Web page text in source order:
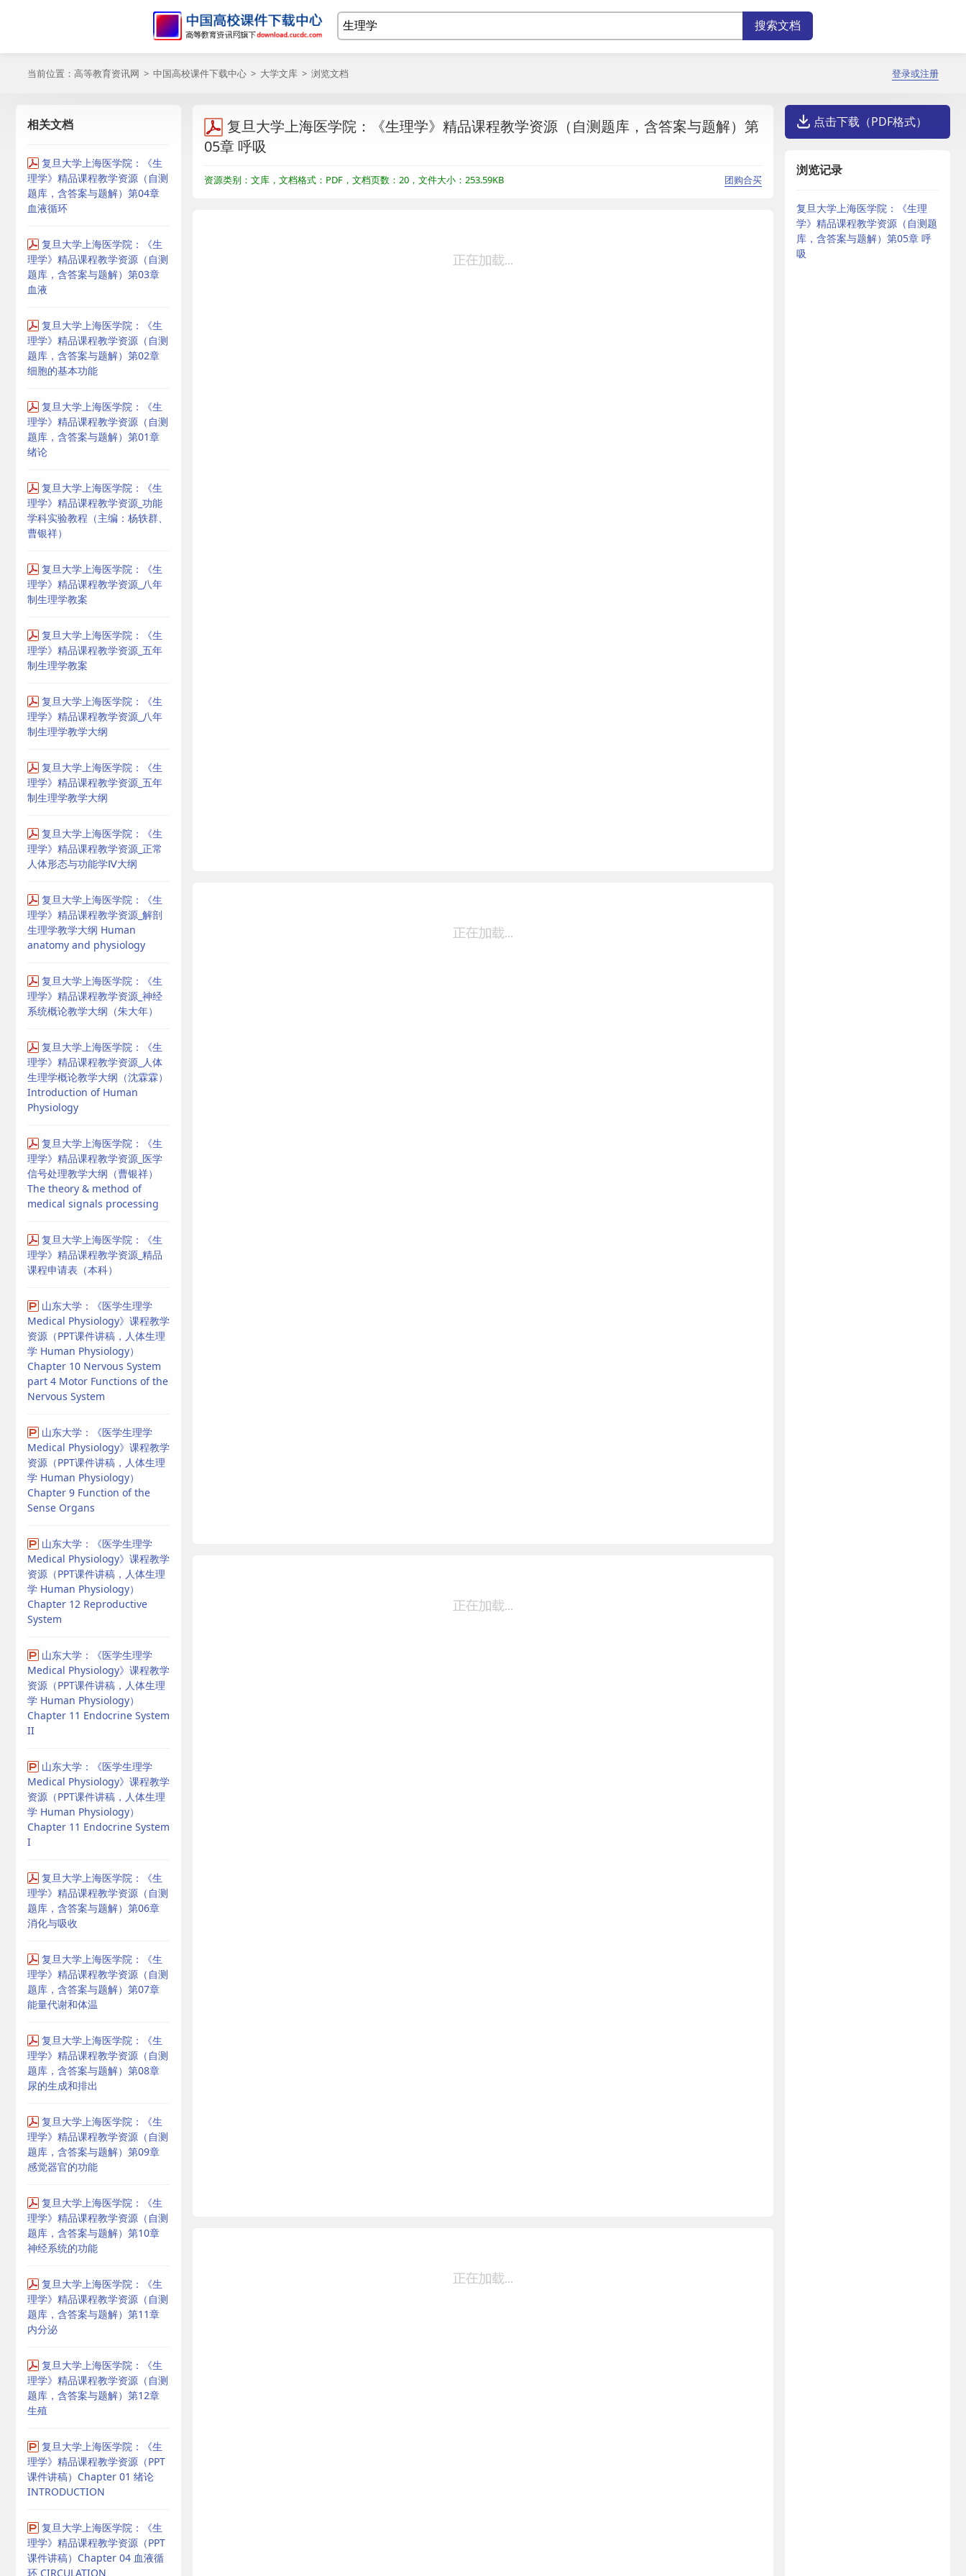
当前位置： 高等教育资讯网 > 中国高校课件下载中心 > 大学文库 > 浏览文档 登录或注册
相关文档
复旦大学上海医学院：《生
理学》精品课程教学资源（自测
题库，含答案与题解）第04章
血液循环
复旦大学上海医学院：《生
理学》精品课程教学资源（自测
题库，含答案与题解）第03章
血液
复旦大学上海医学院：《生
理学》精品课程教学资源（自测
题库，含答案与题解）第02章
细胞的基本功能
复旦大学上海医学院：《生
理学》精品课程教学资源（自测
题库，含答案与题解）第01章
绪论
复旦大学上海医学院：《生
理学》精品课程教学资源_功能
学科实验教程（主编：杨轶群、
曹银祥）
复旦大学上海医学院：《生
理学》精品课程教学资源_八年
制生理学教案
复旦大学上海医学院：《生
理学》精品课程教学资源_五年
制生理学教案
复旦大学上海医学院：《生
理学》精品课程教学资源_八年
制生理学教学大纲
复旦大学上海医学院：《生
理学》精品课程教学资源_五年
制生理学教学大纲
复旦大学上海医学院：《生
理学》精品课程教学资源_正常
人体形态与功能学Ⅳ大纲
复旦大学上海医学院：《生
理学》精品课程教学资源_解剖
生理学教学大纲 Human
anatomy and physiology
复旦大学上海医学院：《生
理学》精品课程教学资源_神经
系统概论教学大纲（朱大年）
复旦大学上海医学院：《生
理学》精品课程教学资源_人体
生理学概论教学大纲（沈霖霖）
Introduction of Human
Physiology
复旦大学上海医学院：《生
理学》精品课程教学资源_医学
信号处理教学大纲（曹银祥）
The theory & method of
medical signals processing
复旦大学上海医学院：《生
理学》精品课程教学资源_精品
课程申请表（本科）
山东大学：《医学生理学
Medical Physiology》课程教学
资源（PPT课件讲稿，人体生理
学 Human Physiology）
Chapter 10 Nervous System
part 4 Motor Functions of the
Nervous System
山东大学：《医学生理学
Medical Physiology》课程教学
资源（PPT课件讲稿，人体生理
学 Human Physiology）
Chapter 9 Function of the
Sense Organs
山东大学：《医学生理学
Medical Physiology》课程教学
资源（PPT课件讲稿，人体生理
学 Human Physiology）
Chapter 12 Reproductive
System
山东大学：《医学生理学
Medical Physiology》课程教学
资源（PPT课件讲稿，人体生理
学 Human Physiology）
Chapter 11 Endocrine System
II
山东大学：《医学生理学
Medical Physiology》课程教学
资源（PPT课件讲稿，人体生理
学 Human Physiology）
Chapter 11 Endocrine System
I
复旦大学上海医学院：《生
理学》精品课程教学资源（自测
题库，含答案与题解）第06章
消化与吸收
复旦大学上海医学院：《生
理学》精品课程教学资源（自测
题库，含答案与题解）第07章
能量代谢和体温
复旦大学上海医学院：《生
理学》精品课程教学资源（自测
题库，含答案与题解）第08章
尿的生成和排出
复旦大学上海医学院：《生
理学》精品课程教学资源（自测
题库，含答案与题解）第09章
感觉器官的功能
复旦大学上海医学院：《生
理学》精品课程教学资源（自测
题库，含答案与题解）第10章
神经系统的功能
复旦大学上海医学院：《生
理学》精品课程教学资源（自测
题库，含答案与题解）第11章
内分泌
复旦大学上海医学院：《生
理学》精品课程教学资源（自测
题库，含答案与题解）第12章
生殖
复旦大学上海医学院：《生
理学》精品课程教学资源（PPT
课件讲稿）Chapter 01 绪论
INTRODUCTION
复旦大学上海医学院：《生
理学》精品课程教学资源（PPT
课件讲稿）Chapter 04 血液循
环 CIRCULATION
复旦大学上海医学院：《生理学》精品课程教学资源（自测题库，含答案与题解）第
05章 呼吸
团购合买
资源类别：文库，文档格式：PDF，文档页数：20，文件大小：253.59KB
点击下载（PDF格式）
浏览记录
复旦大学上海医学院：《生理
学》精品课程教学资源（自测题
库，含答案与题解）第05章 呼
吸